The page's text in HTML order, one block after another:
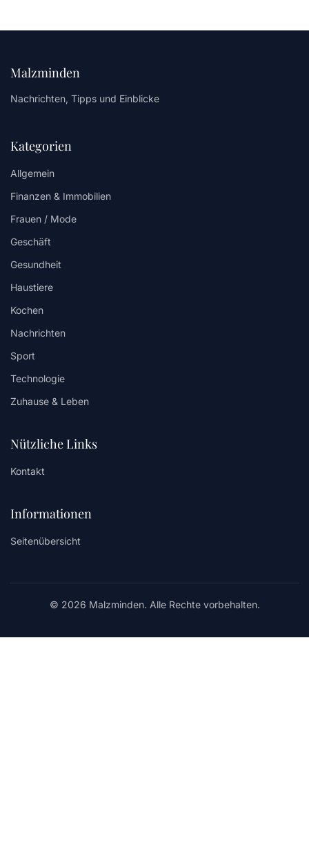
Malzminden
Nachrichten, Tipps und Einblicke
Kategorien
Allgemein
Finanzen & Immobilien
Frauen / Mode
Geschäft
Gesundheit
Haustiere
Kochen
Nachrichten
Sport
Technologie
Zuhause & Leben
Nützliche Links
Kontakt
Informationen
Seitenübersicht
© 2026 Malzminden. Alle Rechte vorbehalten.